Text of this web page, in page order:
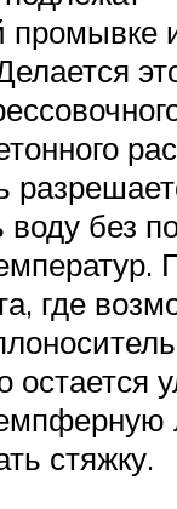
промывке
воду без
где
остается
стяжку.